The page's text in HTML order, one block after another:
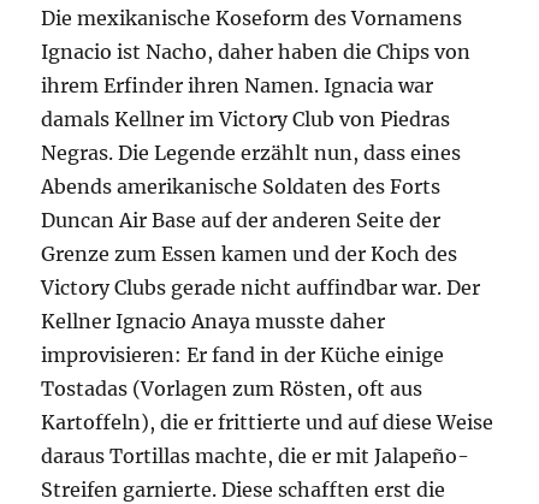
Die mexikanische Koseform des Vornamens
Ignacio ist Nacho, daher haben die Chips von
ihrem Erfinder ihren Namen. Ignacia war
damals Kellner im Victory Club von Piedras
Negras. Die Legende erzählt nun, dass eines
Abends amerikanische Soldaten des Forts
Duncan Air Base auf der anderen Seite der
Grenze zum Essen kamen und der Koch des
Victory Clubs gerade nicht auffindbar war. Der
Kellner Ignacio Anaya musste daher
improvisieren: Er fand in der Küche einige
Tostadas (Vorlagen zum Rösten, oft aus
Kartoffeln), die er frittierte und auf diese Weise
daraus Tortillas machte, die er mit Jalapeño-
Streifen garnierte. Diese schafften erst die